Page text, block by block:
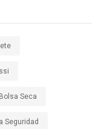
Bolsa Seca
Seguridad